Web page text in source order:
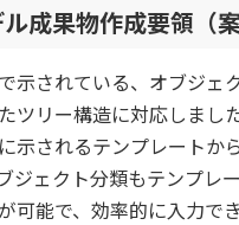
成果物作成要領（
示されている、オブジェ
ツリー構造に対応しました
示されるテンプレートか
ジェクト分類もテンプレ
可能で、効率的に入力でき